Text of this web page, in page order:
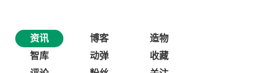
资讯 博客
造物
智库
动弹
收藏